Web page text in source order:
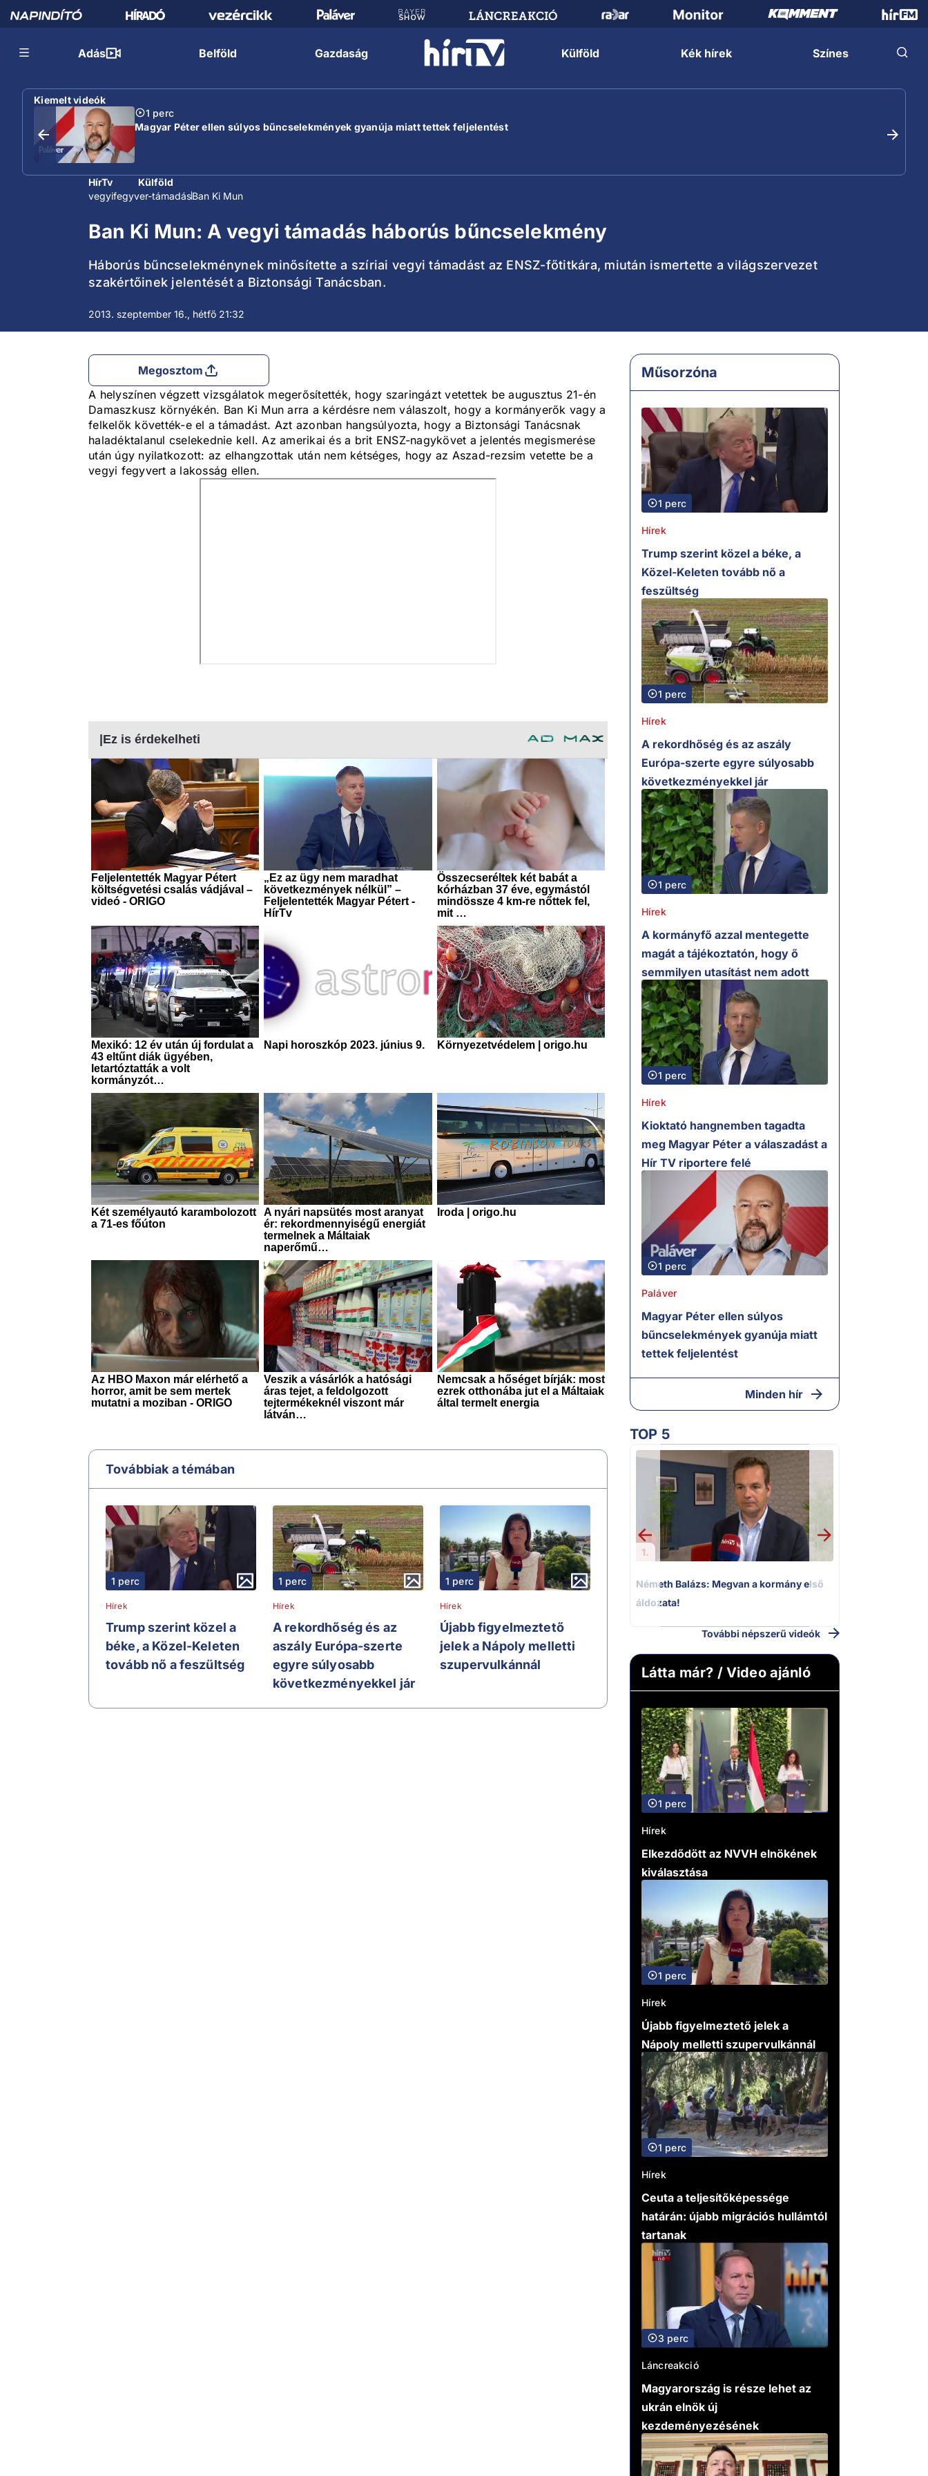
Adás Belföld Gazdaság Külföld Kék hírek Színes
Kiemelt videók
1 perc
Magyar Péter ellen súlyos bűncselekmények gyanúja miatt tettek feljelentést
HírTv
Külföld
vegyifegyver-támadásBan Ki Mun
Ban Ki Mun: A vegyi támadás háborús bűncselekmény
Háborús bűncselekménynek minősítette a szíriai vegyi támadást az ENSZ-főtitkára, miután ismertette a világszervezet
szakértőinek jelentését a Biztonsági Tanácsban.
2013. szeptember 16., hétfő 21:32
Megosztom
A helyszínen végzett vizsgálatok megerősítették, hogy szaringázt vetettek be augusztus 21-én
Damaszkusz környékén. Ban Ki Mun arra a kérdésre nem válaszolt, hogy a kormányerők vagy a
felkelők követték-e el a támadást. Azt azonban hangsúlyozta, hogy a Biztonsági Tanácsnak
haladéktalanul cselekednie kell. Az amerikai és a brit ENSZ-nagykövet a jelentés megismerése
után úgy nyilatkozott: az elhangzottak után nem kétséges, hogy az Aszad-rezsim vetette be a
vegyi fegyvert a lakosság ellen.
Továbbiak a témában
1 perc
Hírek
Trump szerint közel a
béke, a Közel-Keleten
tovább nő a feszültség
1 perc
Hírek
A rekordhőség és az
aszály Európa-szerte
egyre súlyosabb
következményekkel jár
1 perc
Hírek
Újabb figyelmeztető
jelek a Nápoly melletti
szupervulkánnál
Műsorzóna
1 perc
Hírek
Trump szerint közel a béke, a
Közel-Keleten tovább nő a
feszültség
1 perc
Hírek
A rekordhőség és az aszály
Európa-szerte egyre súlyosabb
következményekkel jár
1 perc
Hírek
A kormányfő azzal mentegette
magát a tájékoztatón, hogy ő
semmilyen utasítást nem adott
1 perc
Hírek
Kioktató hangnemben tagadta
meg Magyar Péter a válaszadást a
Hír TV riportere felé
1 perc
Paláver
Magyar Péter ellen súlyos
bűncselekmények gyanúja miatt
tettek feljelentést
Minden hír
TOP 5
1.
Németh Balázs: Megvan a kormány első
áldozata!
További népszerű videók
Látta már? / Video ajánló
1 perc
Hírek
Elkezdődött az NVVH elnökének
kiválasztása
1 perc
Hírek
Újabb figyelmeztető jelek a
Nápoly melletti szupervulkánnál
1 perc
Hírek
Ceuta a teljesítőképessége
határán: újabb migrációs hullámtól
tartanak
3 perc
Láncreakció
Magyarország is része lehet az
ukrán elnök új
kezdeményezésének